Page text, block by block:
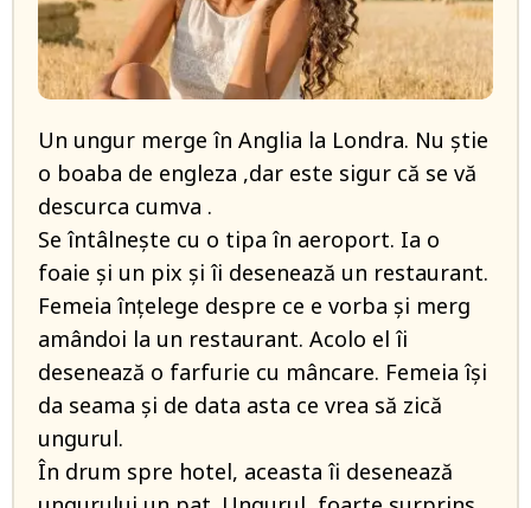
Un ungur merge în Anglia la Londra. Nu știe
o boaba de engleza ,dar este sigur că se vă
descurca cumva .
Se întâlnește cu o tipa în aeroport. Ia o
foaie și un pix și îi desenează un restaurant.
Femeia înțelege despre ce e vorba și merg
amândoi la un restaurant. Acolo el îi
desenează o farfurie cu mâncare. Femeia își
da seama și de data asta ce vrea să zică
ungurul.
În drum spre hotel, aceasta îi desenează